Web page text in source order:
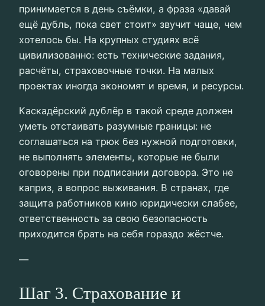
принимается в день съёмки, а фраза «давай
ещё дубль, пока свет стоит» звучит чаще, чем
хотелось бы. На крупных студиях всё
цивилизованно: есть технические задания,
расчёты, страховочные точки. На малых
проектах иногда экономят и время, и ресурсы.
Каскадёрский дублёр в такой среде должен
уметь отстаивать разумные границы: не
соглашаться на трюк без нужной подготовки,
не выполнять элементы, которые не были
оговорены при подписании договора. Это не
каприз, а вопрос выживания. В странах, где
защита работников кино юридически слабее,
ответственность за свою безопасность
приходится брать на себя гораздо жёстче.
—
Шаг 3. Страхование и